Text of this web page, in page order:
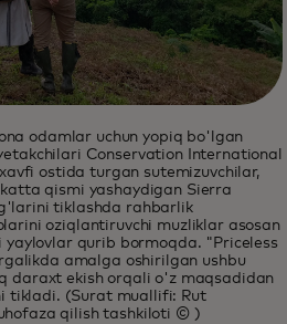
odamlar uchun yopiq bo'lgan
Conservation International
ostida turgan sutemizuvchilar,
qismi yashaydigan Sierra
tiklashda rahbarlik
oziqlantiruvchi muzliklar asosan
qurib bormoqda. "Priceless
amalga oshirilgan ushbu
daraxt ekish orqali o'z maqsadidan
tikladi. (Surat muallifi: Rut
qilish tashkiloti © )